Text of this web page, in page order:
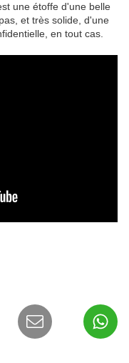
une étoffe d'une belle
et très solide, d'une
en tout cas.